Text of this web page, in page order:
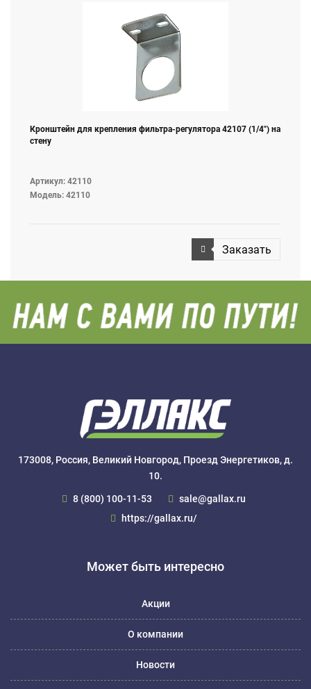
Кронштейн для крепления фильтра-регулятора 42107 (1/4") на
стену
Артикул: 42110
Модель: 42110
Заказать
173008, Россия, Великий Новгород, Проезд Энергетиков, д.
10.
8 (800) 100-11-53
sale@gallax.ru
https://gallax.ru/
Может быть интересно
Акции
О компании
Новости